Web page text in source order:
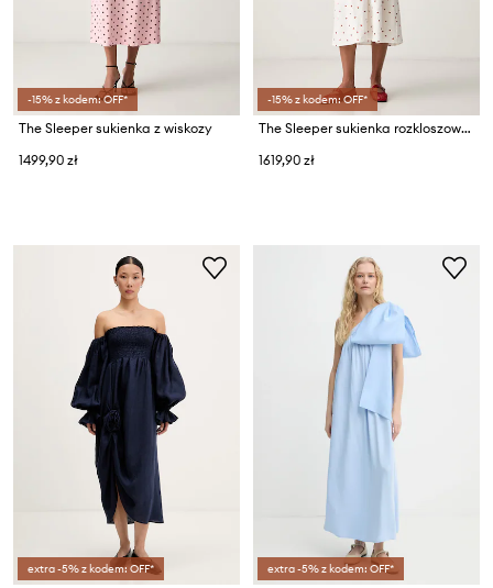
-15% z kodem: OFF*
The Sleeper sukienka z wiskozy
1499,90 zł
-15% z kodem: OFF*
The Sleeper sukienka rozkloszowana lniana
1619,90 zł
extra -5% z kodem: OFF* extra -5% z kodem: OFF*